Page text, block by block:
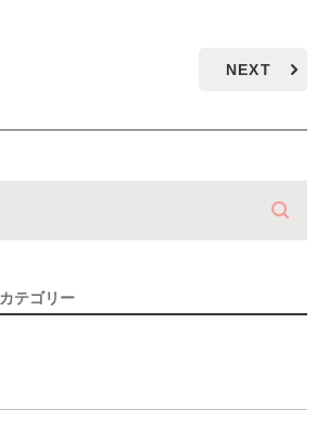
NEXT
カテゴリー